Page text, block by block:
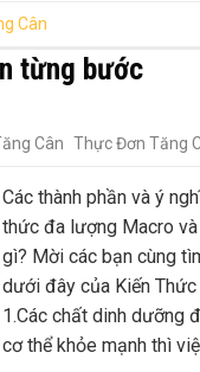
Cân
từng bước
Cân Thực Đơn Tăng
Các thành phần và ý
thức đa lượng Macro
gì? Mời các bạn cùng
dưới đây của Kiến Thức
1.Các chất dinh dưỡng
cơ thể khỏe mạnh thì